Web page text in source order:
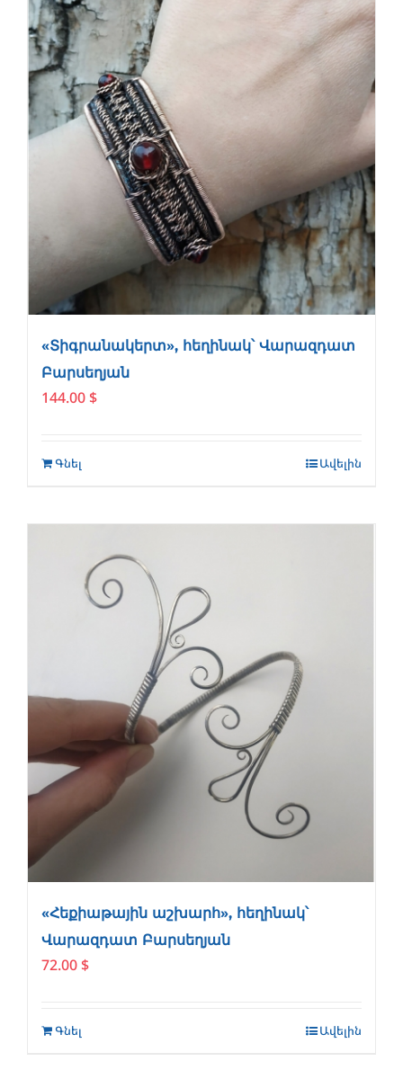
«Տիգրանակերտ», հեղինակ՝ Վարազդատ
Բարսեղյան
144.00 $
Գնել Ավելին
«Հեքիաթային աշխարհ», հեղինակ՝
Վարազդատ Բարսեղյան
72.00 $
Գնել Ավելին